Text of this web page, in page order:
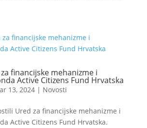
financijske mehanizme i
Active Citizens Fund Hrvatska
13, 2024| Novosti
Ured za financijske mehanizme i
Active Citizens Fund Hrvatska.